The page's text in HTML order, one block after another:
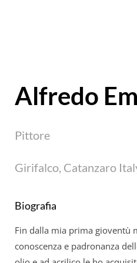
Alfredo
Pittore
Girifalco, Catanzaro
Biografia
Fin dalla mia prima gioventù
conoscenza e padronanza